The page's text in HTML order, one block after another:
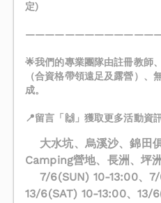
定)
🌟我們的專業團隊由註冊教師
（合資格帶領遠足及露營）、
成。
📍留言「🙌」獲取更多活動資
大水坑、烏溪沙、錦田
Camping營地、長洲、坪洲
7/6(SUN) 10-13:00、7/
13/6(SAT) 10-13:00、13/